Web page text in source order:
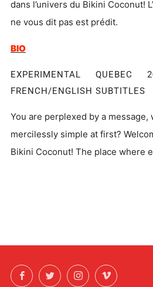
dans l’univers du Bikini Coconut!
ne vous dit pas est prédit.
BIO
EXPERIMENTAL QUEBEC
FRENCH/ENGLISH
You are perplexed by a message,
mercilessly simple at first?
Bikini Coconut! The place where
FacebookTwitterInstagramVimeo